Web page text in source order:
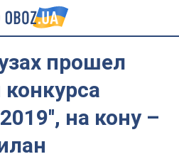
прошел
на кону –